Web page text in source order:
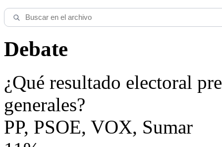
Debate
¿Qué resultado electoral
generales?
PP, PSOE, VOX, Sumar